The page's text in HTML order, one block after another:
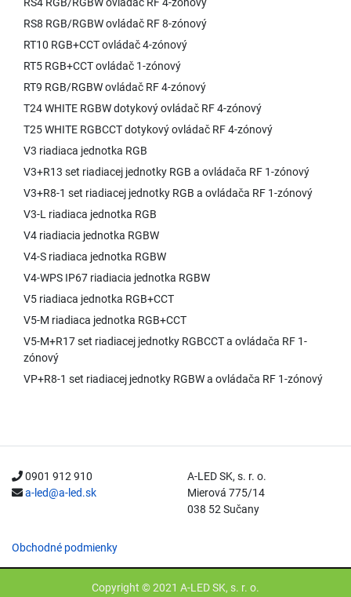
RS8 RGB/RGBW ovládač RF 8-zónový
RT10 RGB+CCT ovládač 4-zónový
RT5 RGB+CCT ovládač 1-zónový
RT9 RGB/RGBW ovládač RF 4-zónový
T24 WHITE RGBW dotykový ovládač RF 4-zónový
T25 WHITE RGBCCT dotykový ovládač RF 4-zónový
V3 riadiaca jednotka RGB
V3+R13 set riadiacej jednotky RGB a ovládača RF 1-zónový
V3+R8-1 set riadiacej jednotky RGB a ovládača RF 1-zónový
V3-L riadiaca jednotka RGB
V4 riadiacia jednotka RGBW
V4-S riadiaca jednotka RGBW
V4-WPS IP67 riadiacia jednotka RGBW
V5 riadiaca jednotka RGB+CCT
V5-M riadiaca jednotka RGB+CCT
V5-M+R17 set riadiacej jednotky RGBCCT a ovládača RF 1-
zónový
VP+R8-1 set riadiacej jednotky RGBW a ovládača RF 1-zónový
0901 912 910
a-led@a-led.sk
A-LED SK, s. r. o.
Mierová 775/14
038 52 Sučany
Obchodné podmienky
Copyright © 2021 A-LED SK, s. r. o.